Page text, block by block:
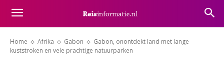
Home Afrika Gabon
Gabon, onontdekt land met lange
kuststroken en vele prachtige natuurparken